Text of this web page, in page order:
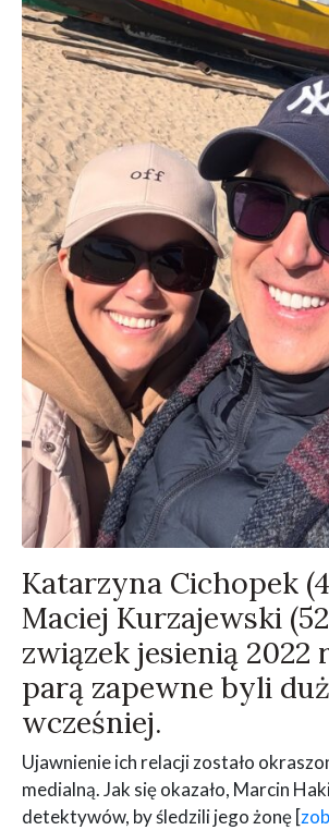
Katarzyna Cichopek
Maciej Kurzajewski
związek jesienią 2022
parą zapewne byli
wcześniej.
Ujawnienie ich relacji zostało
medialną. Jak się okazało, Marcin
detektywów, by śledzili jego żonę [